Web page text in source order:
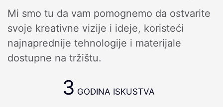
Mi smo tu da vam pomognemo da ostvarite
svoje kreativne vizije i ideje, koristeći
najnaprednije tehnologije i materijale
dostupne na tržištu.
3 GODINA ISKUSTVA